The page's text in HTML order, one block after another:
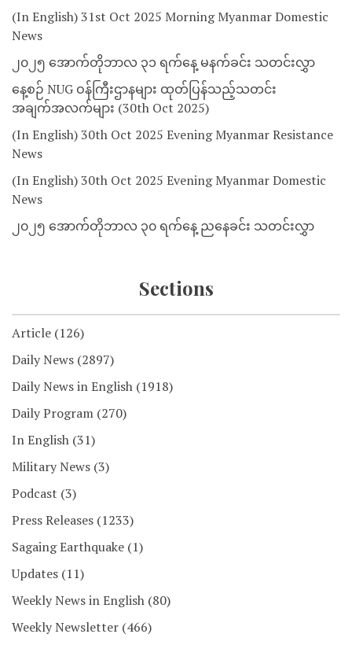
(In English) 31st Oct 2025 Morning Myanmar Domestic
News
၂၀၂၅ အောက်တိုဘာလ ၃၁ ရက်နေ့ မနက်ခင်း သတင်းလွှာ
နေ့စဉ် NUG ဝန်ကြီးဌာနများ ထုတ်ပြန်သည့်သတင်း
အချက်အလက်များ (30th Oct 2025)
(In English) 30th Oct 2025 Evening Myanmar Resistance
News
(In English) 30th Oct 2025 Evening Myanmar Domestic
News
၂၀၂၅ အောက်တိုဘာလ ၃၀ ရက်နေ့ ညနေခင်း သတင်းလွှာ
Sections
Article (126)
Daily News (2897)
Daily News in English (1918)
Daily Program (270)
In English (31)
Military News (3)
Podcast (3)
Press Releases (1233)
Sagaing Earthquake (1)
Updates (11)
Weekly News in English (80)
Weekly Newsletter (466)